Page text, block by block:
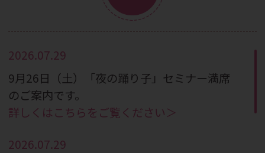
2026.07.29
9月26日（土）「夜の踊り子」セミナー満席
のご案内です。
詳しくはこちらをご覧ください＞
2026.07.29